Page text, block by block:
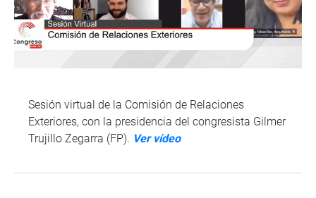
Sesión virtual de la Comisión de Relaciones
Exteriores, con la presidencia del congresista Gilmer
Trujillo Zegarra (FP). Ver vídeo